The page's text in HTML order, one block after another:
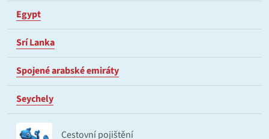
Egypt
Srí Lanka
Spojené arabské emiráty
Seychely
Cestovní pojištění